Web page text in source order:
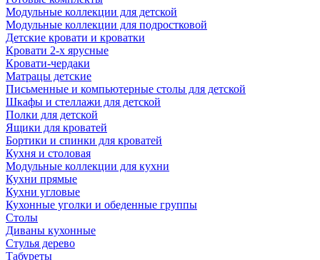
Модульные коллекции для детской
Модульные коллекции для подростковой
Детские кровати и кроватки
Кровати 2-х ярусные
Кровати-чердаки
Матрацы детские
Письменные и компьютерные столы для детской
Шкафы и стеллажи для детской
Полки для детской
Ящики для кроватей
Бортики и спинки для кроватей
Кухня и столовая
Модульные коллекции для кухни
Кухни прямые
Кухни угловые
Кухонные уголки и обеденные группы
Столы
Диваны кухонные
Стулья дерево
Табуреты